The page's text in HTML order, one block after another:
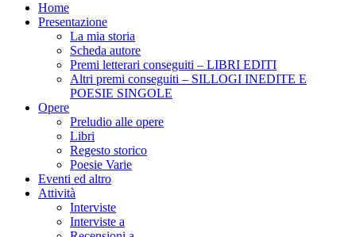
Home
Presentazione
La mia storia
Scheda autore
Premi letterari conseguiti – LIBRI EDITI
Altri premi conseguiti – SILLOGI INEDITE E
POESIE SINGOLE
Opere
Preludio alle opere
Libri
Regesto storico
Poesie Varie
Eventi ed altro
Attività
Interviste
Interviste a